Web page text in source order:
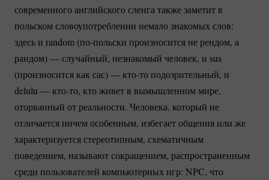
современного английского сленга также заметит в
польском словоупотреблении немало знакомых слов:
здесь и random (по-польски произносится не рендом, а
рандом) — случайный, незнакомый человек, и sus
(произносится как сас) —кто-топодозрительный, и
delulu —кто-то, кто живет в вымышленном мире,
оторванный от реальности. Человека, который не
отличается ничем особенным, избегает общения или же
характеризуется стереотипным, схематичным
поведением, называют сокращением, распространенным
среди пользователей компьютерных игр: NPC, что